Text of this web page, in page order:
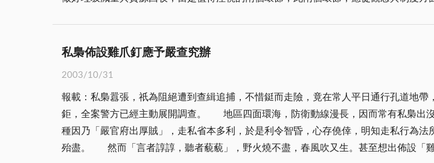
倒入附掛於垃圾車後的「廚餘回收桶」內，如此家裡不滯留一般垃圾及廚餘垃圾，社
好，市民也全力配合，最近台北市並與台塑簽約，廚餘委由台塑回收，以作為肥料資
豐收，真是一舉數得。 金門目前應向台北市學習的地方，也就是需要改進的地方是：現在金門民眾處理產生的廚餘，是將廚餘隨便和一般垃圾一樣丟進一般垃
圾車，要不然就是一併倒在擺在路邊巷弄的餿水桶，最糟糕的是有民眾缺乏公德心的
桶」，各鄉鎮居民應作好準備。 落實資源回收，做好廚餘處理，大家一起來響應；要做一個有水準的國民，就要身體力行，要致力環境保護，來創造美好生
私梟佈設雞爪釘應予嚴查究辦
2003/10/31
報載：私梟囂張，祇為阻絕遭到查緝追捕，不惜鋌而走險，竟在常人平日通行孔道地
鉅，全案警方已經主動展開調查。 地區四面環海，防衛動線漫長，因而常有私梟出沒，殊難徹底予以根絕，是查緝機關執行不力嗎？抑或私梟身懷特技？究其
種因乃「嚴官府出厚賊」，走私省本多利，於是利令智昏，心存僥倖，明知走私行為
殆盡。 然而「言者諄諄，聽者藐藐」，野火燒不盡，春風吹又生。甚至想出佈設「雞爪釘」不法詭計，無視事故發生後，將是人仰馬翻，不堪設想。到時即使